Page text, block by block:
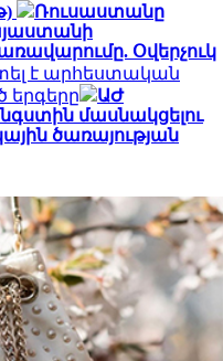
Ռուսաստանը
Օվերչուկ
է արհեստական
երգերը
ԱԺ
մասնակցելու
ծառայության